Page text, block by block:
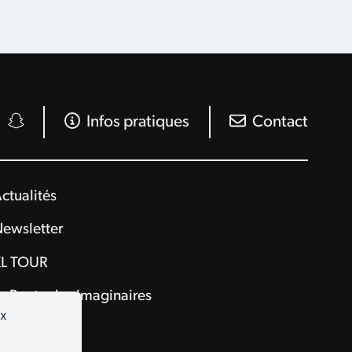
Infos pratiques Contact
TOUR
Route des Imaginaires